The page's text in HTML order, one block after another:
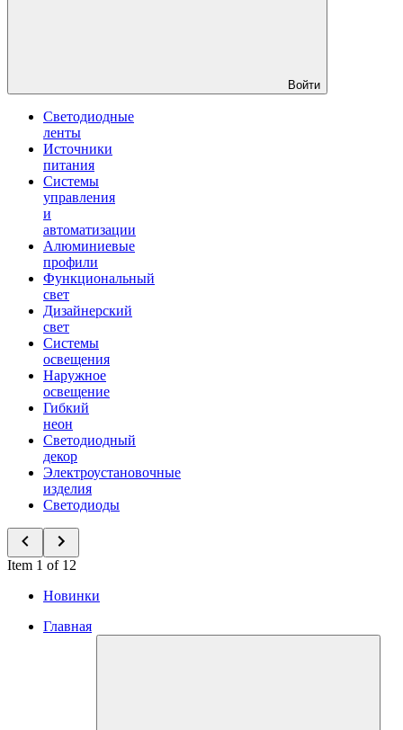
Войти
Светодиодные
ленты
Источники
питания
Системы
управления
и
автоматизации
Алюминиевые
профили
Функциональный
свет
Дизайнерский
свет
Системы
освещения
Наружное
освещение
Гибкий
неон
Светодиодный
декор
Электроустановочные
изделия
Светодиоды
Item 1 of 12
Новинки
Главная